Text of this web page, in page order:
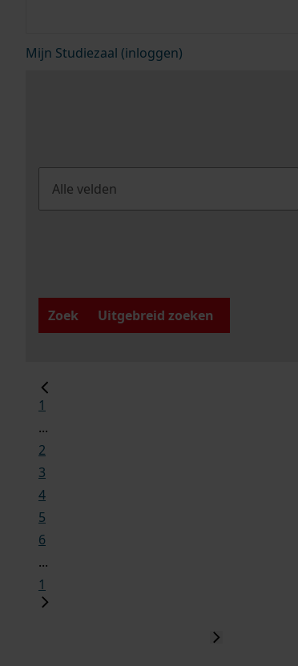
Mijn Studiezaal (inloggen)
Zoek
Uitgebreid zoeken
1
...
2
3
4
5
6
...
1